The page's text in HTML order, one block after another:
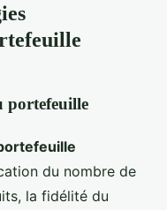
portefeuille
du nombre de
la fidélité du